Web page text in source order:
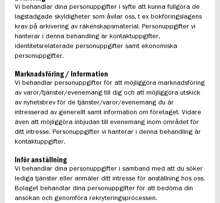
Vi behandlar dina personuppgifter i syfte att kunna fullgöra de
lagstadgade skyldigheter som åvilar oss, t ex bokföringslagens
krav på arkivering av räkenskapsmaterial. Personuppgifter vi
hanterar i denna behandling är kontaktuppgifter,
identitetsrelaterade personuppgifter samt ekonomiska
personuppgifter.
Marknadsföring / Information
Vi behandlar personuppgifter för att möjliggöra marknadsföring
av varor/tjänster/evenemang till dig och att möjliggöra utskick
av nyhetsbrev för de tjänster/varor/evenemang du är
intresserad av generellt samt information om företaget. Vidare
även att möjliggöra inbjudan till evenemang inom området för
ditt intresse. Personuppgifter vi hanterar i denna behandling är
kontaktuppgifter.
Inför anställning
Vi behandlar dina personuppgifter i samband med att du söker
lediga tjänster eller anmäler ditt intresse för anställning hos oss.
Bolaget behandlar dina personuppgifter för att bedöma din
ansökan och genomföra rekryteringsprocessen.